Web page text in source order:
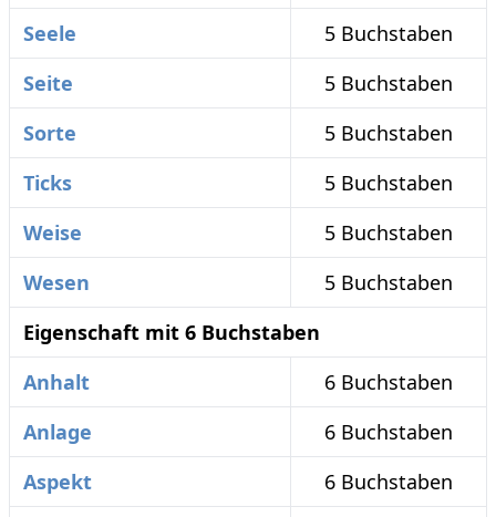
Seele
5 Buchstaben
Seite
5 Buchstaben
Sorte
5 Buchstaben
Ticks
5 Buchstaben
Weise
5 Buchstaben
Wesen
5 Buchstaben
Eigenschaft mit 6 Buchstaben
Anhalt
6 Buchstaben
Anlage
6 Buchstaben
Aspekt
6 Buchstaben